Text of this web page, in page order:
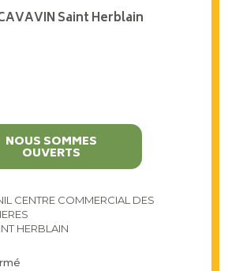
Saint Herblain
NOUS SOMMES
OUVERTS
CENTRE COMMERCIAL DES
HERBLAIN